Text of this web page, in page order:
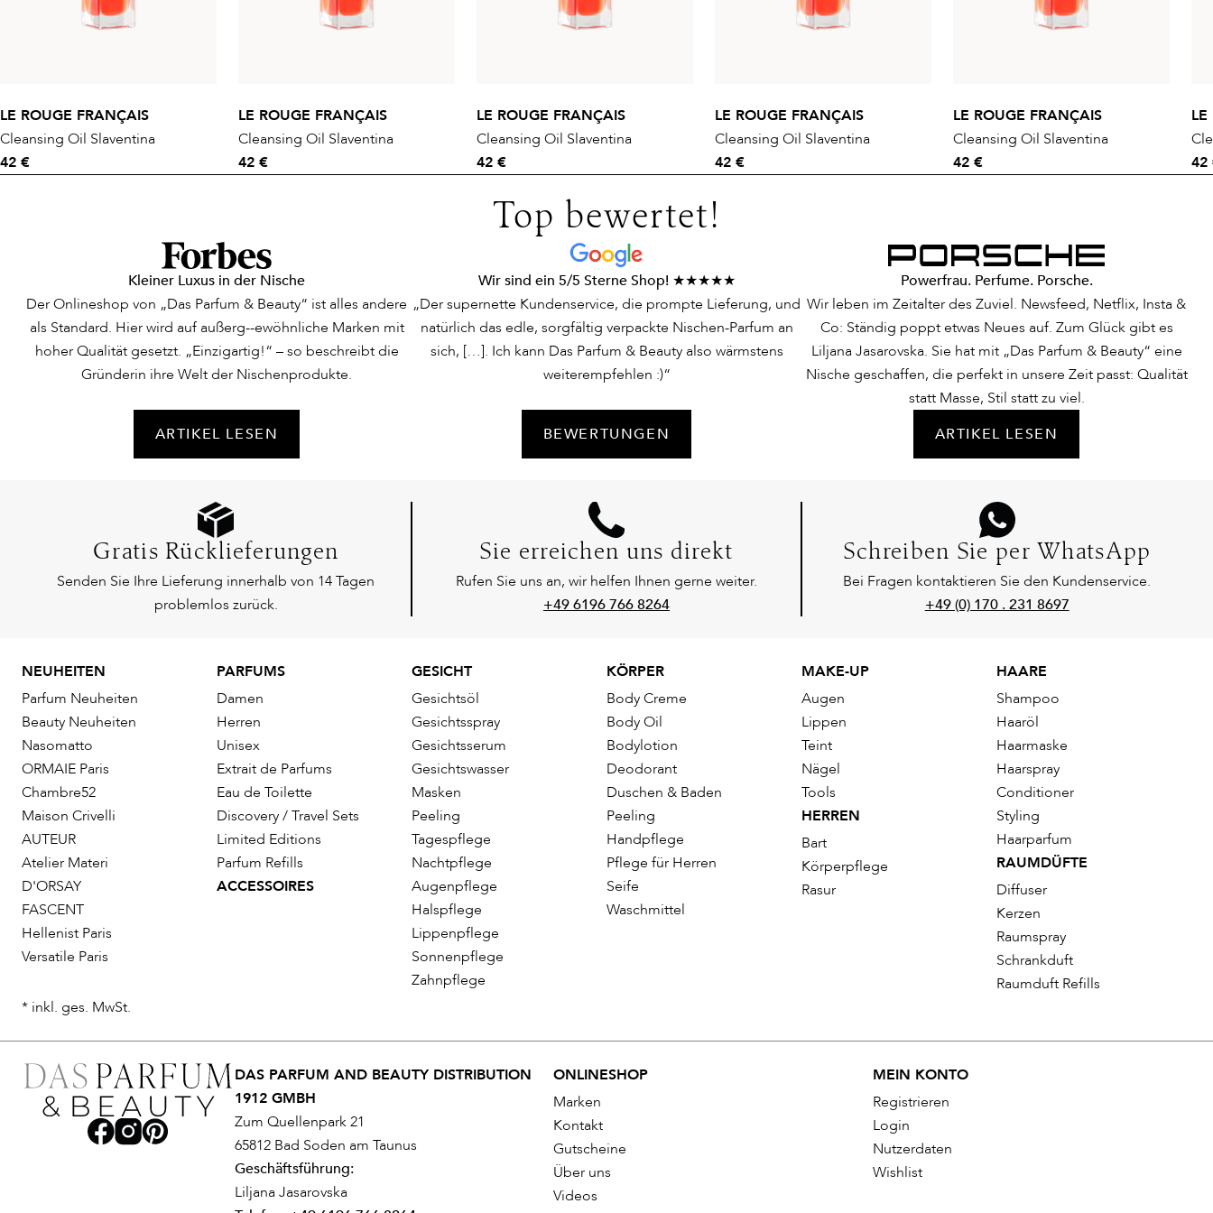
LE ROUGE FRANÇAIS
Cleansing Oil Slaventina
42 €
LE ROUGE FRANÇAIS
Cleansing Oil Slaventina
42 €
LE ROUGE FRANÇAIS
Cleansing Oil Slaventina
42 €
LE ROUGE FRANÇAIS
Cleansing Oil Slaventina
42 €
LE ROUGE FRANÇAIS
Cleansing Oil Slaventina
42 €
LE
42
Top bewertet!
Kleiner Luxus in der Nische
Der Onlineshop von „Das Parfum & Beauty“ ist alles andere
als Standard. Hier wird auf außerg--ewöhnliche Marken mit
hoher Qualität gesetzt. „Einzigartig!“ – so beschreibt die
Gründerin ihre Welt der Nischenprodukte.
ARTIKEL LESEN
Wir sind ein 5/5 Sterne Shop! ★★★★★
„Der supernette Kundenservice, die prompte Lieferung, und
natürlich das edle, sorgfältig verpackte Nischen-Parfum an
sich, […]. Ich kann Das Parfum & Beauty also wärmstens
weiterempfehlen :)“
BEWERTUNGEN
Powerfrau. Perfume. Porsche.
Wir leben im Zeitalter des Zuviel. Newsfeed, Netflix, Insta &
Co: Ständig poppt etwas Neues auf. Zum Glück gibt es
Liljana Jasarovska. Sie hat mit „Das Parfum & Beauty“ eine
Nische geschaffen, die perfekt in unsere Zeit passt: Qualität
statt Masse, Stil statt zu viel.
ARTIKEL LESEN
Gratis Rücklieferungen
Senden Sie Ihre Lieferung innerhalb von 14 Tagen
problemlos zurück.
Sie erreichen uns direkt
Rufen Sie uns an, wir helfen Ihnen gerne weiter.
+49 6196 766 8264
Schreiben Sie per WhatsApp
Bei Fragen kontaktieren Sie den Kundenservice.
+49 (0) 170 . 231 8697
NEUHEITEN
Parfum Neuheiten
Beauty Neuheiten
Nasomatto
ORMAIE Paris
Chambre52
Maison Crivelli
AUTEUR
Atelier Materi
D'ORSAY
FASCENT
Hellenist Paris
Versatile Paris
PARFUMS
Damen
Herren
Unisex
Extrait de Parfums
Eau de Toilette
Discovery / Travel Sets
Limited Editions
Parfum Refills
ACCESSOIRES
GESICHT
Gesichtsöl
Gesichtsspray
Gesichtsserum
Gesichtswasser
Masken
Peeling
Tagespflege
Nachtpflege
Augenpflege
Halspflege
Lippenpflege
Sonnenpflege
Zahnpflege
KÖRPER
Body Creme
Body Oil
Bodylotion
Deodorant
Duschen & Baden
Peeling
Handpflege
Pflege für Herren
Seife
Waschmittel
MAKE-UP
Augen
Lippen
Teint
Nägel
Tools
HERREN
Bart
Körperpflege
Rasur
HAARE
Shampoo
Haaröl
Haarmaske
Haarspray
Conditioner
Styling
Haarparfum
RAUMDÜFTE
Diffuser
Kerzen
Raumspray
Schrankduft
Raumduft Refills
* inkl. ges. MwSt.
DAS PARFUM AND BEAUTY DISTRIBUTION
1912 GMBH
Zum Quellenpark 21
65812 Bad Soden am Taunus
Geschäftsführung:
Liljana Jasarovska
ONLINESHOP
Marken
Kontakt
Gutscheine
Über uns
Videos
MEIN KONTO
Registrieren
Login
Nutzerdaten
Wishlist